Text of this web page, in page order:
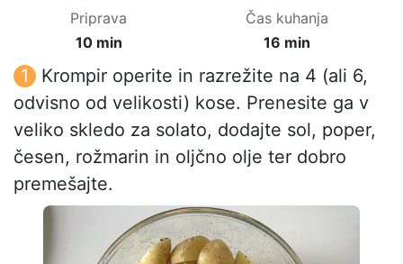
Priprava
10 min
Čas kuhanja
16 min
Krompir operite in razrežite na 4 (ali 6,
odvisno od velikosti) kose. Prenesite ga v
veliko skledo za solato, dodajte sol, poper,
česen, rožmarin in oljčno olje ter dobro
premešajte.